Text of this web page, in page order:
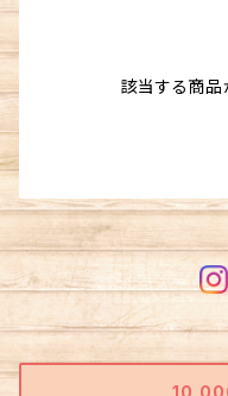
該当する商品